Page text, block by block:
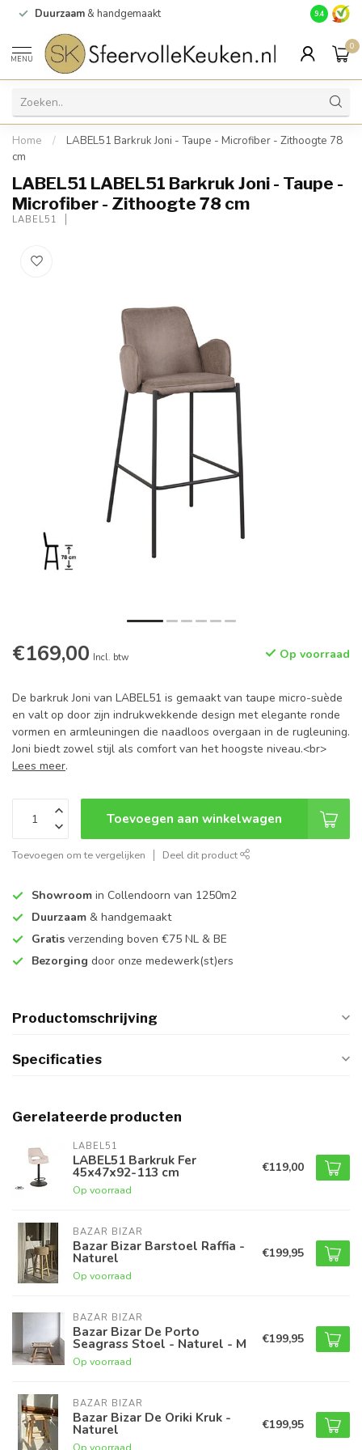
Duurzaam & handgemaakt Gratis
9.4
MENU
0
Home /
LABEL51 Barkruk Joni - Taupe - Microfiber - Zithoogte 78
cm
LABEL51 LABEL51 Barkruk Joni - Taupe -
Microfiber - Zithoogte 78 cm
LABEL51
€169,00 Incl. btw Op voorraad
De barkruk Joni van LABEL51 is gemaakt van taupe micro-suède
en valt op door zijn indrukwekkende design met elegante ronde
vormen en armleuningen die naadloos overgaan in de rugleuning.
Joni biedt zowel stijl als comfort van het hoogste niveau.<br>
Lees meer.
Toevoegen aan winkelwagen
Toevoegen om te vergelijken Deel dit product
Showroom in Collendoorn van 1250m2
Duurzaam & handgemaakt
Gratis verzending boven €75 NL & BE
Bezorging door onze medewerk(st)ers
Productomschrijving
Specificaties
Gerelateerde producten
LABEL51
LABEL51 Barkruk Fer
45x47x92-113 cm
Op voorraad
€119,00
BAZAR BIZAR
Bazar Bizar Barstoel Raffia -
Naturel
Op voorraad
€199,95
BAZAR BIZAR
Bazar Bizar De Porto
Seagrass Stoel - Naturel - M
Op voorraad
€199,95
BAZAR BIZAR
Bazar Bizar De Oriki Kruk -
Naturel €199,95